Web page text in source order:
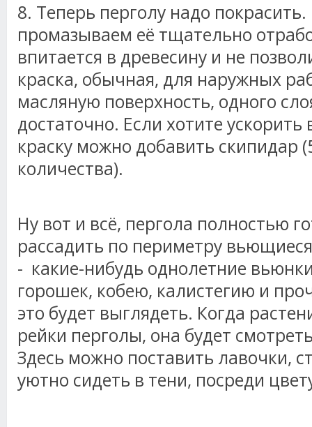
8. Теперь перголу надо
промазываем её тщательно
впитается в древесину и не
краска, обычная, для наружных
масляную поверхность, одного
достаточно. Если хотите
краску можно добавить скипидар
количества).
Ну вот и всё, пергола полностью
рассадить по периметру
- какие-нибудь однолетние
горошек, кобею, калистегию и
это будет выглядеть. Когда
рейки перголы, она будет
Здесь можно поставить лавочки,
уютно сидеть в тени, посреди